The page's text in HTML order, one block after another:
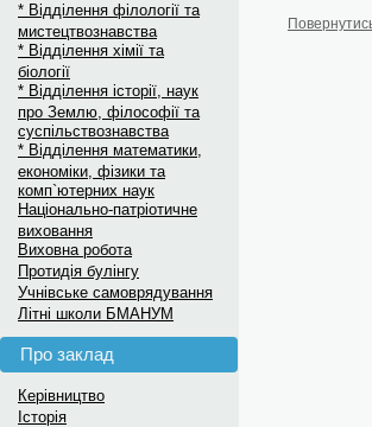
* Відділення філології та
мистецтвознавства
* Відділення хімії та
біології
* Відділення історії, наук
про Землю, філософії та
суспільствознавства
* Відділення математики,
економіки, фізики та
комп`ютерних наук
Національно-патріотичне
виховання
Виховна робота
Протидія булінгу
Учнівське самоврядування
Літні школи БМАНУМ
Про заклад
Керівництво
Історія